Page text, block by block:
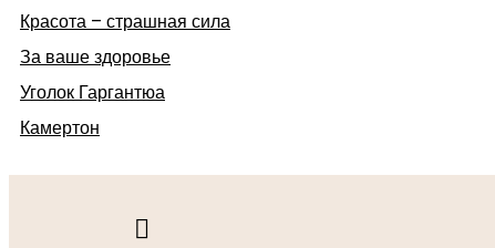
Красота – страшная сила
За ваше здоровье
Уголок Гаргантюа
Камертон
